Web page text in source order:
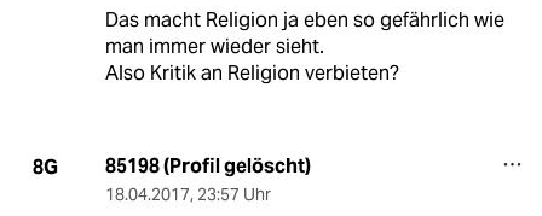
Das macht Religion ja eben so gefährlich wie
man immer wieder sieht.
Also Kritik an Religion verbieten?
8G 85198 (Profil gelöscht)
18.04.2017, 23:57 Uhr